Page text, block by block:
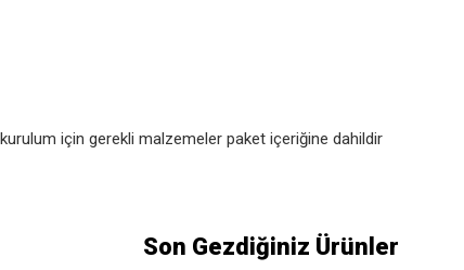
için gerekli malzemeler paket içeriğine dahildir
Son Gezdiğiniz Ürünler